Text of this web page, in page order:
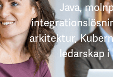
Java,
arkitektur,
ledarskap i